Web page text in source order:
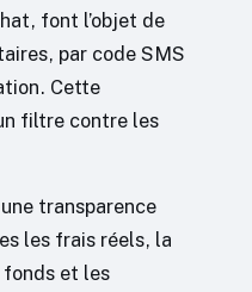
font l’objet de
par code SMS
Cette
filtre contre les
transparence
les frais réels, la
fonds et les